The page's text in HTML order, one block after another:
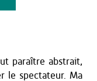
paraître abstrait,
le spectateur. Ma